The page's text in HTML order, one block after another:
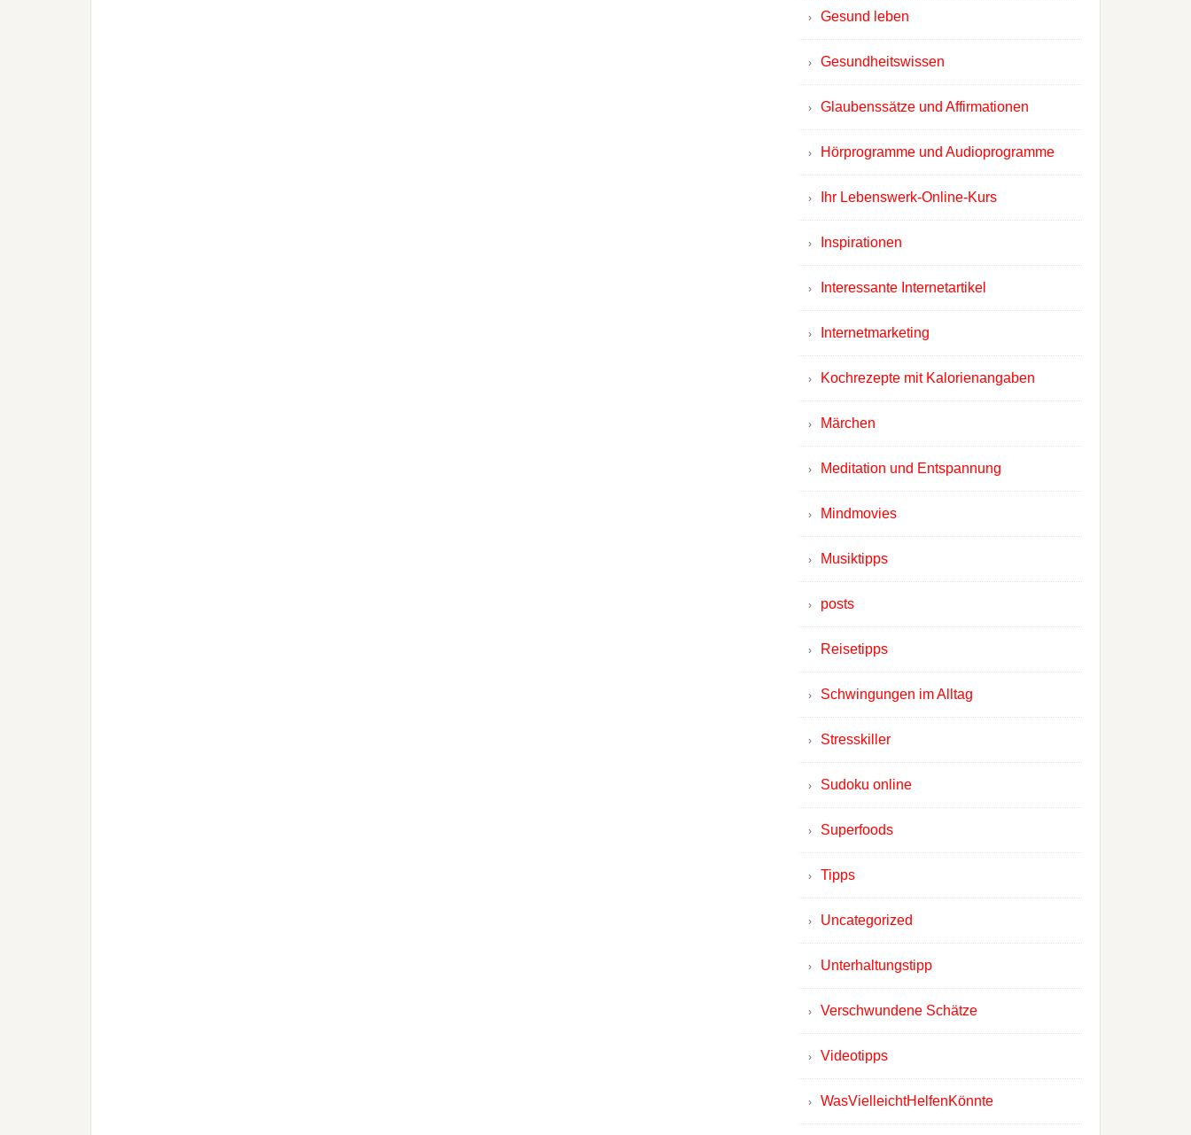
Gesund leben
Gesundheitswissen
Glaubenssätze und Affirmationen
Hörprogramme und Audioprogramme
Ihr Lebenswerk-Online-Kurs
Inspirationen
Interessante Internetartikel
Internetmarketing
Kochrezepte mit Kalorienangaben
Märchen
Meditation und Entspannung
Mindmovies
Musiktipps
posts
Reisetipps
Schwingungen im Alltag
Stresskiller
Sudoku online
Superfoods
Tipps
Uncategorized
Unterhaltungstipp
Verschwundene Schätze
Videotipps
WasVielleichtHelfenKönnte